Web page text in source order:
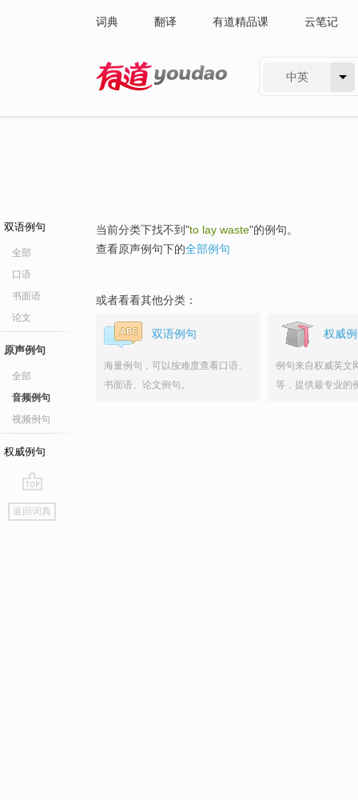
词典 翻译 有道精品课 云笔记
中英
双语例句
全部
口语
书面语
论文
原声例句
全部
音频例句
视频例句
权威例句
go
top
返回词典
当前分类下找不到"to lay waste"的例句。
查看原声例句下的全部例句
或者看看其他分类：
双语例句
海量例句，可以按难度查看口语、
书面语、论文例句。
权威
例句来自权威英文
等，提供最专业的